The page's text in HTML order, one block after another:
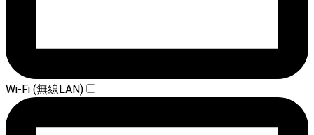
Wi-Fi (無線LAN)